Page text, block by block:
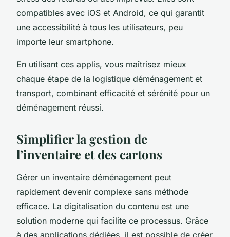
compatibles avec iOS et Android, ce qui garantit
une accessibilité à tous les utilisateurs, peu
importe leur smartphone.
En utilisant ces applis, vous maîtrisez mieux
chaque étape de la logistique déménagement et
transport, combinant efficacité et sérénité pour un
déménagement réussi.
Simplifier la gestion de
l’inventaire et des cartons
Gérer un inventaire déménagement peut
rapidement devenir complexe sans méthode
efficace. La digitalisation du contenu est une
solution moderne qui facilite ce processus. Grâce
à des applications dédiées, il est possible de créer